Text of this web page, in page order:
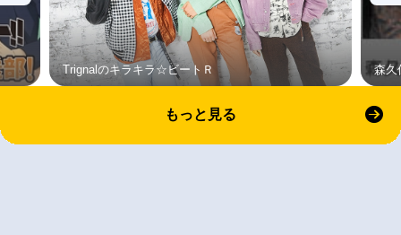
Trignalのキラキラ☆ビートＲ 森久
もっと見る